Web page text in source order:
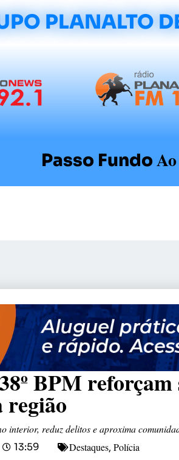
PLANALTO
Passo Fundo
BPM reforçam
região
reduz delitos e aproxima
13:59 Destaques, Polícia